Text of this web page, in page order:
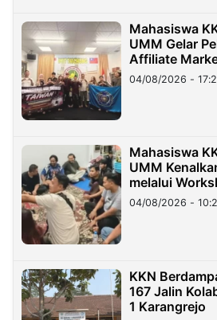
Mahasiswa
UMM Gelar
Affiliate
Migran
04/08/2026 -
Mahasiswa
UMM
melalui
di Taiwan
04/08/2026 -
KKN
167 Jalin
1 Karangrejo